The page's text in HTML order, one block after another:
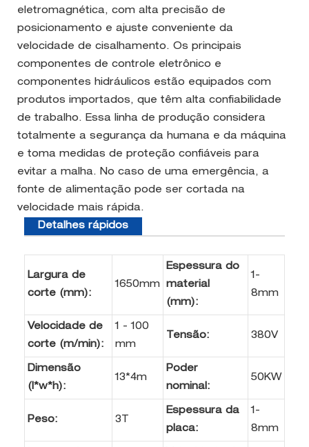
eletromagnética, com alta precisão de
posicionamento e ajuste conveniente da
velocidade de cisalhamento. Os principais
componentes de controle eletrônico e
componentes hidráulicos estão equipados com
produtos importados, que têm alta confiabilidade
de trabalho. Essa linha de produção considera
totalmente a segurança da humana e da máquina
e toma medidas de proteção confiáveis ​​para
evitar a malha. No caso de uma emergência, a
fonte de alimentação pode ser cortada na
velocidade mais rápida.
Detalhes rápidos
Largura de
corte (mm):
1650mm
Espessura do
material
(mm):
1-
8mm
Velocidade de
corte (m/min):
1 - 100
mm
Tensão: 380V
Dimensão
(l*w*h):
13*4m
Poder
nominal:
50KW
Peso: 3T
Espessura da
placa:
1-
8mm